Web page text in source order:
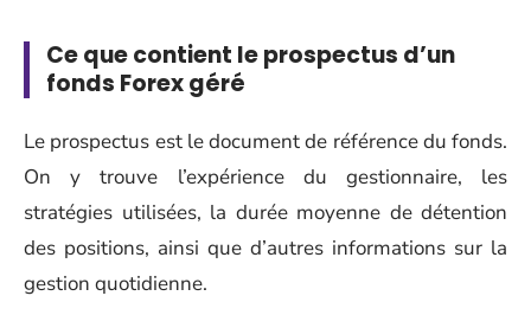
Ce que contient le prospectus d’un
fonds Forex géré
Le prospectus est le document de référence du fonds.
On y trouve l’expérience du gestionnaire, les
stratégies utilisées, la durée moyenne de détention
des positions, ainsi que d’autres informations sur la
gestion quotidienne.